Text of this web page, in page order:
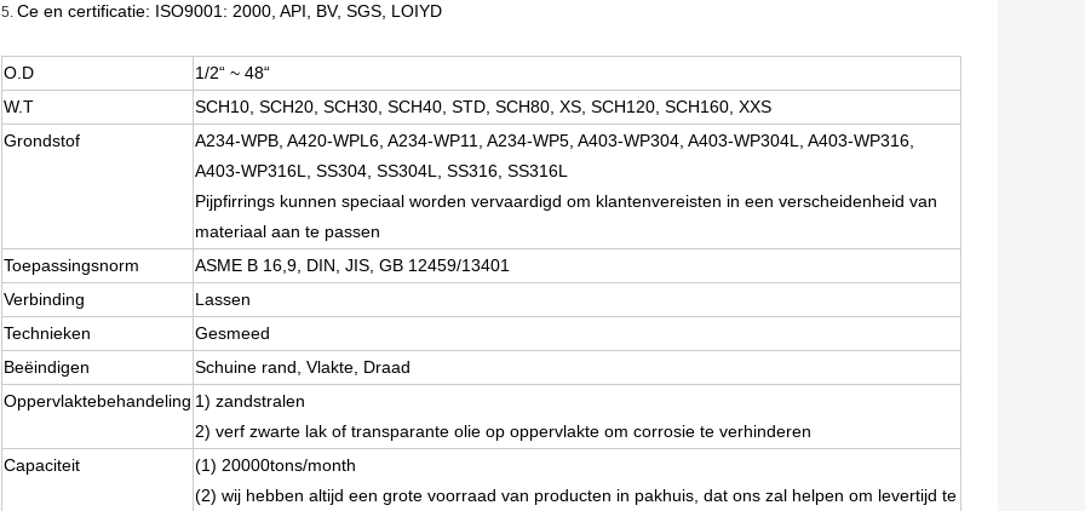
5. Ce en certificatie: ISO9001: 2000, API, BV, SGS, LOIYD
O.D
1/2“ ~ 48“
W.T
SCH10, SCH20, SCH30, SCH40, STD, SCH80, XS, SCH120, SCH160, XXS
Grondstof
A234-WPB, A420-WPL6, A234-WP11, A234-WP5, A403-WP304, A403-WP304L, A403-WP316,
A403-WP316L, SS304, SS304L, SS316, SS316L
Pijpfirrings kunnen speciaal worden vervaardigd om klantenvereisten in een verscheidenheid van
materiaal aan te passen
Toepassingsnorm
ASME B 16,9, DIN, JIS, GB 12459/13401
Verbinding
Lassen
Technieken
Gesmeed
Beëindigen
Schuine rand, Vlakte, Draad
Oppervlaktebehandeling 1) zandstralen
2) verf zwarte lak of transparante olie op oppervlakte om corrosie te verhinderen
Capaciteit
(1) 20000tons/month
(2) wij hebben altijd een grote voorraad van producten in pakhuis, dat ons zal helpen om levertijd te